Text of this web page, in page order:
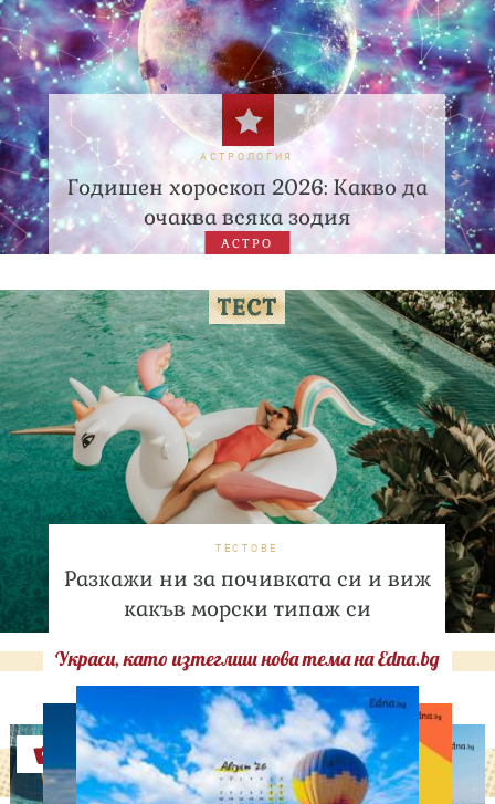
АСТРОЛОГИЯ
Годишен хороскоп 2026: Какво да
очаква всяка зодия
АСТРО
ТЕСТОВЕ
Разкажи ни за почивката си и виж
какъв морски типаж си
Украси, като изтеглиш нова тема на Edna.bg
Оферти